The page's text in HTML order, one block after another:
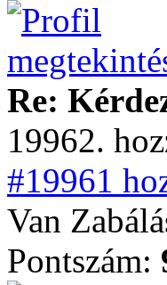
Re:
19962.
#19961
Van
Pontszám: